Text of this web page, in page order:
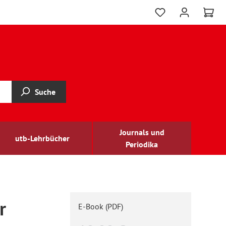
Suche
utb-Lehrbücher
Journals und
Periodika
E-Book (PDF)